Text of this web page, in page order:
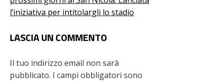
l’iniziativa per intitolargli lo stadio
LASCIA UN COMMENTO
Il tuo indirizzo email non sarà
pubblicato. I campi obbligatori sono